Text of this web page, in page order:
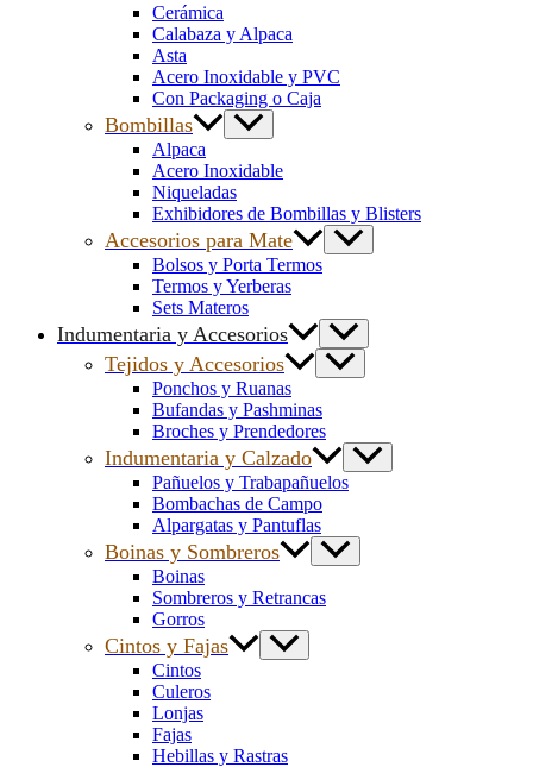
Cerámica
Calabaza y Alpaca
Asta
Acero Inoxidable y PVC
Con Packaging o Caja
Bombillas
Alpaca
Acero Inoxidable
Niqueladas
Exhibidores de Bombillas y Blisters
Accesorios para Mate
Bolsos y Porta Termos
Termos y Yerberas
Sets Materos
Indumentaria y Accesorios
Tejidos y Accesorios
Ponchos y Ruanas
Bufandas y Pashminas
Broches y Prendedores
Indumentaria y Calzado
Pañuelos y Trabapañuelos
Bombachas de Campo
Alpargatas y Pantuflas
Boinas y Sombreros
Boinas
Sombreros y Retrancas
Gorros
Cintos y Fajas
Cintos
Culeros
Lonjas
Fajas
Hebillas y Rastras